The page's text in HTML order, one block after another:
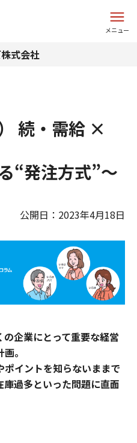
メニュー
式会社
続・需給 ×
“発注方式”～
公開日：2023年4月18日
企業にとって重要な経営
。
イントを知らないままで
過多といった問題に直面